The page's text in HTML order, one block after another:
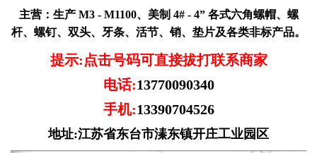
主营： 生产 M3 - M1100、美制 4# - 4” 各式六角螺帽、螺
杆、螺钉、双头、牙条、活节、销、垫片及各类非标产品。
提示:点击号码可直接拔打联系商家
电话:13770090340
手机:13390704526
地址:江苏省东台市溱东镇开庄工业园区